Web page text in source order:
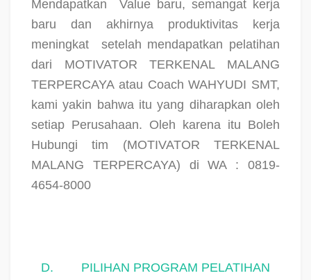
Mendapatkan
Value baru, semangat kerja
baru dan akhirnya produktivitas kerja
meningkat
setelah mendapatkan pelatihan
dari MOTIVATOR TERKENAL MALANG
TERPERCAYA atau Coach WAHYUDI SMT,
kami yakin bahwa itu yang diharapkan oleh
setiap Perusahaan. Oleh karena itu Boleh
Hubungi tim (MOTIVATOR TERKENAL
MALANG TERPERCAYA) di WA : 0819-
4654-8000
D.
PILIHAN PROGRAM PELATIHAN